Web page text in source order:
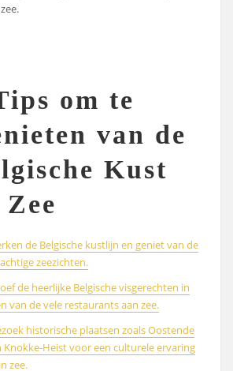
om te
van de
Kust
Zee
de Belgische kustlijn en geniet van de
zeezichten.
de heerlijke Belgische visgerechten in
van de vele restaurants aan zee.
historische plaatsen zoals Oostende
Knokke-Heist voor een culturele ervaring
zee.